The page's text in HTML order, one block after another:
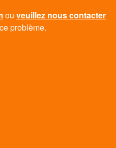
ou veuillez nous contacter
problème.